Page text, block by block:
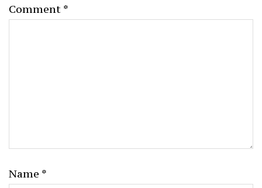
Comment *
Name *